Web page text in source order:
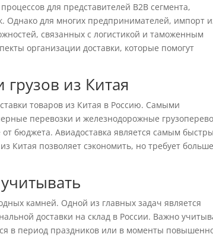
для представителей B2B сегмента,
Однако для многих предпринимателей, импорт
связанных с логистикой и таможенным
организации доставки, которые помогут
из Китая
товаров из Китая в Россию. Самыми
перевозки и железнодорожные
бюджета. Авиадоставка является самым
Китая позволяет сэкономить, но требует
камней. Одной из главных задач является
доставки на склад в России. Важно
в период праздников или в моменты